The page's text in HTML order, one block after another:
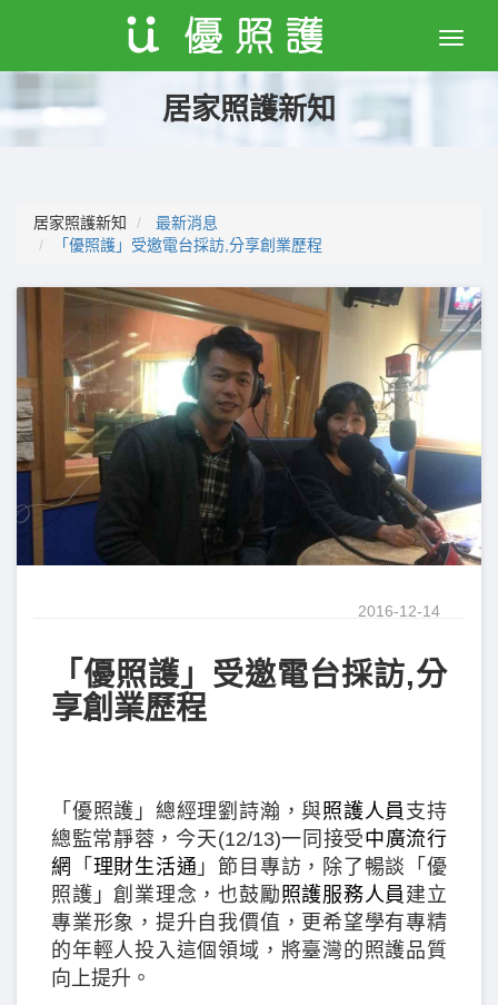
Toggle
居家照護新知
居家照護新知
最新消息
「優照護」受邀電台採訪,分享創業歷程
2016-12-14
「優照護」受邀電台採訪,分
享創業歷程
「優照護」總經理劉詩瀚，與照護人員 支持
總監常靜蓉，今天(12/13)一同接受中廣流行
網
「 理財生活通 」節目專訪，除了暢談「優
照護」創業理念，也鼓勵照護服務人員 建立
專業形象，提升自我價值，更希望學有專精
的年輕人投入這個領域，將臺灣的照護品質
向上提升。